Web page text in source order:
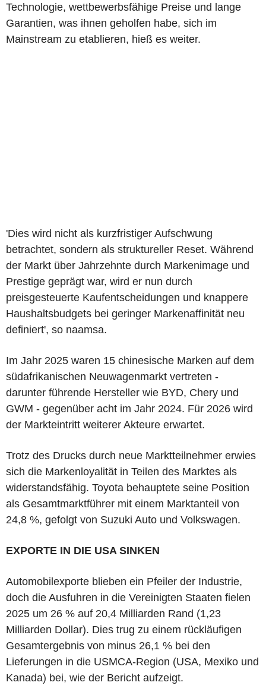
Technologie, wettbewerbsfähige Preise und lange
Garantien, was ihnen geholfen habe, sich im
Mainstream zu etablieren, hieß es weiter.
'Dies wird nicht als kurzfristiger Aufschwung
betrachtet, sondern als struktureller Reset. Während
der Markt über Jahrzehnte durch Markenimage und
Prestige geprägt war, wird er nun durch
preisgesteuerte Kaufentscheidungen und knappere
Haushaltsbudgets bei geringer Markenaffinität neu
definiert', so naamsa.
Im Jahr 2025 waren 15 chinesische Marken auf dem
südafrikanischen Neuwagenmarkt vertreten -
darunter führende Hersteller wie BYD, Chery und
GWM - gegenüber acht im Jahr 2024. Für 2026 wird
der Markteintritt weiterer Akteure erwartet.
Trotz des Drucks durch neue Marktteilnehmer erwies
sich die Markenloyalität in Teilen des Marktes als
widerstandsfähig. Toyota behauptete seine Position
als Gesamtmarktführer mit einem Marktanteil von
24,8 %, gefolgt von Suzuki Auto und Volkswagen.
EXPORTE IN DIE USA SINKEN
Automobilexporte blieben ein Pfeiler der Industrie,
doch die Ausfuhren in die Vereinigten Staaten fielen
2025 um 26 % auf 20,4 Milliarden Rand (1,23
Milliarden Dollar). Dies trug zu einem rückläufigen
Gesamtergebnis von minus 26,1 % bei den
Lieferungen in die USMCA-Region (USA, Mexiko und
Kanada) bei, wie der Bericht aufzeigt.